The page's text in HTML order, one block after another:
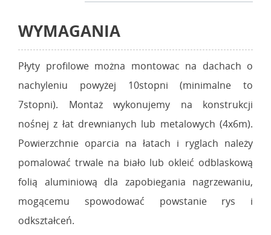
WYMAGANIA
Płyty profilowe można montowac na dachach o
nachyleniu powyżej 10stopni (minimalne to
7stopni). Montaż wykonujemy na konstrukcji
nośnej z łat drewnianych lub metalowych (4x6m).
Powierzchnie oparcia na łatach i ryglach należy
pomalować trwale na biało lub okleić odblaskową
folią aluminiową dla zapobiegania nagrzewaniu,
mogącemu spowodować powstanie rys i
odkształceń.